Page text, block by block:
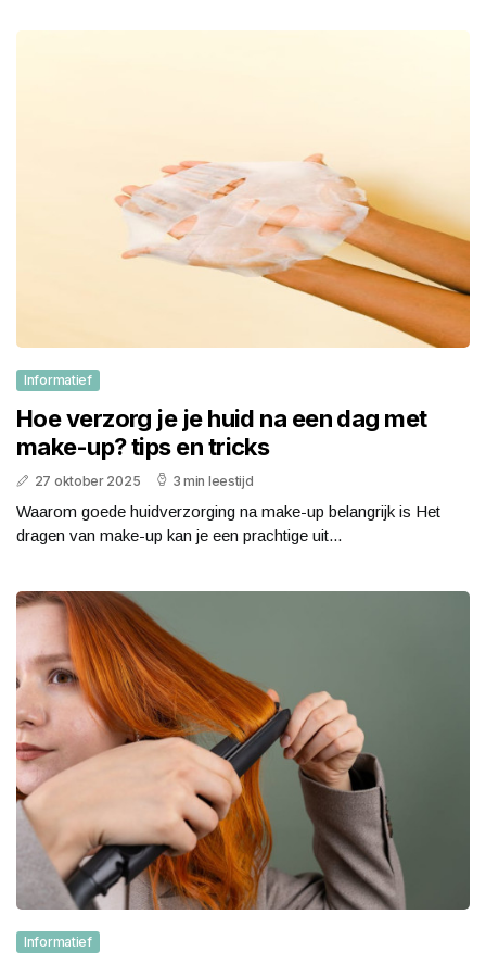
Informatief
Hoe verzorg je je huid na een dag met
make-up? tips en tricks
27 oktober 2025 3 min leestijd
Waarom goede huidverzorging na make-up belangrijk is Het
dragen van make-up kan je een prachtige uit...
Informatief